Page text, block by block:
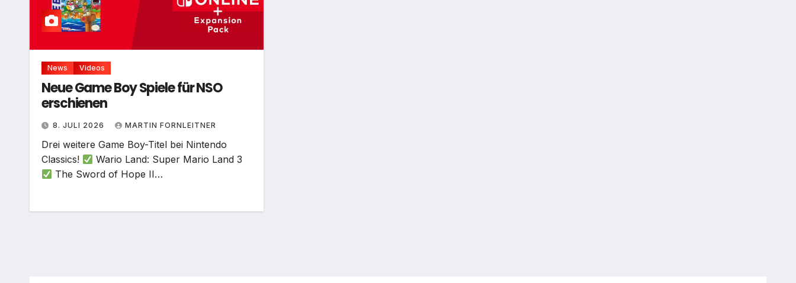
News Videos
Neue Game Boy Spiele für NSO
erschienen
8. JULI 2026 MARTIN FORNLEITNER
Drei weitere Game Boy-Titel bei Nintendo
Classics!
Wario Land: Super Mario Land 3
The Sword of Hope II…